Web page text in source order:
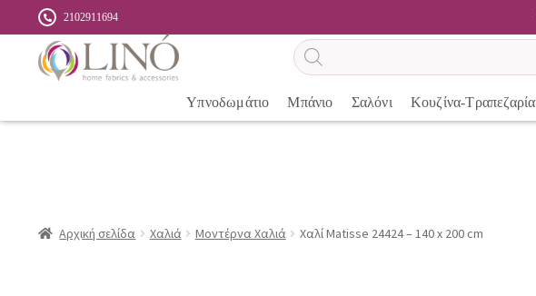
2102911694
Αναζήτηση
προϊόντων
Υπνοδωμάτιο Μπάνιο Σαλόνι Κουζίνα-Τραπεζαρία
Αρχική σελίδα Χαλιά Μοντέρνα Χαλιά Χαλί Matisse 24424 – 140 x 200 cm